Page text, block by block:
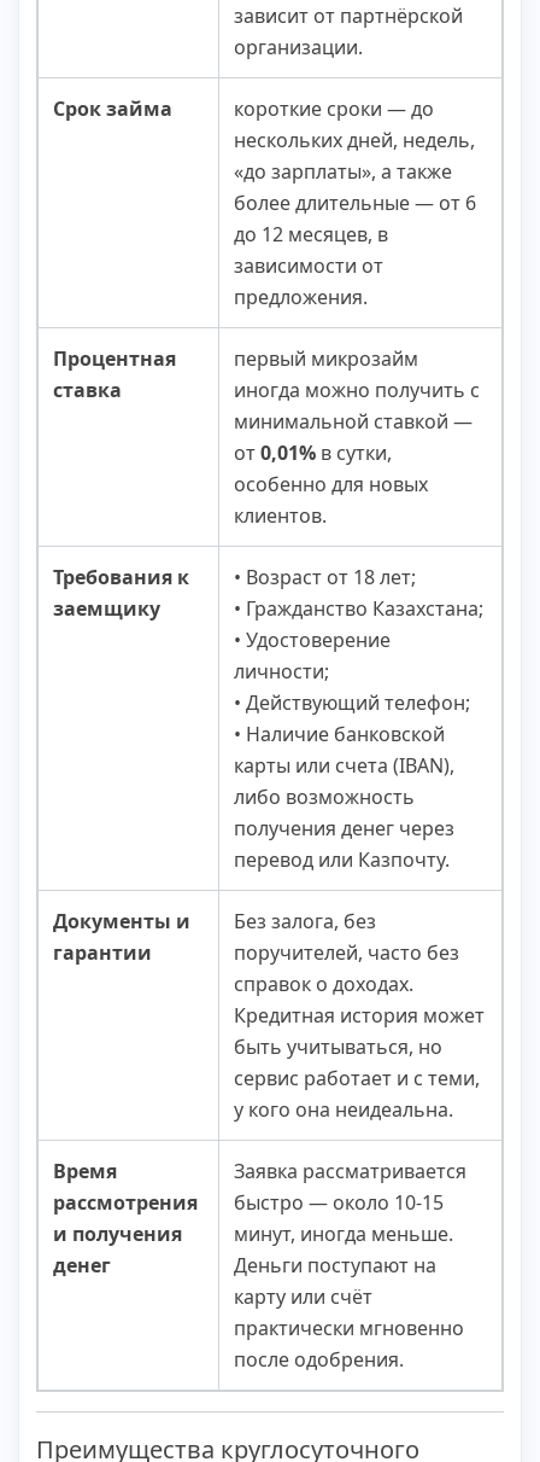
зависит от партнёрской
организации.
Срок займа
короткие сроки — до
нескольких дней, недель,
«до зарплаты», а также
более длительные — от 6
до 12 месяцев, в
зависимости от
предложения.
Процентная
ставка
первый микрозайм
иногда можно получить с
минимальной ставкой —
от0,01% в сутки,
особенно для новых
клиентов.
Требования к
заемщику
• Возраст от 18 лет;
• Гражданство Казахстана;
• Удостоверение
личности;
• Действующий телефон;
• Наличие банковской
карты или счета (IBAN),
либо возможность
получения денег через
перевод или Казпочту.
Документы и
гарантии
Без залога, без
поручителей, часто без
справок о доходах.
Кредитная история может
быть учитываться, но
сервис работает и с теми,
у кого она неидеальна.
Время
рассмотрения
и получения
денег
Заявка рассматривается
быстро — около 10-15
минут, иногда меньше.
Деньги поступают на
карту или счёт
практически мгновенно
после одобрения.
Преимущества круглосуточного